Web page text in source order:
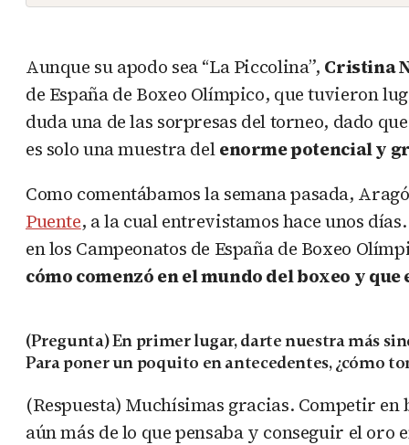
Aunque su apodo sea “La Piccolina”, Cristina
de España de Boxeo Olímpico, que tuvieron
duda una de las sorpresas del torneo, dado
es solo una muestra delenorme potencial y
Como comentábamos la semana pasada,
Puente, a la cual entrevistamos hace unos
en los Campeonatos de España de Boxeo
cómo comenzó en el mundo del boxeo y
(Pregunta) En primer lugar, darte nuestra más
Para poner un poquito en antecedentes, ¿cómo
(Respuesta) Muchísimas gracias. Competir
aún más de lo que pensaba y conseguir el oro